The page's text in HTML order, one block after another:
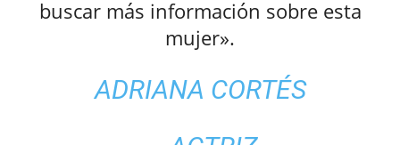
buscar más información sobre esta
mujer».
ADRIANA CORTÉS